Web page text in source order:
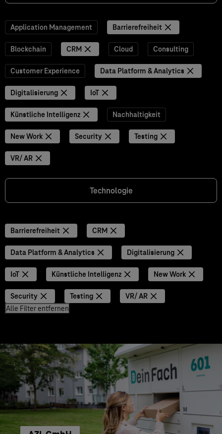
Application Management Barrierefreiheit
Blockchain CRM Cloud Consulting
Customer Experience Data Platform & Analytics
Digitalisierung IoT
Künstliche Intelligenz Nachhaltigkeit
New Work Security Testing
VR/ AR
Technologie
Barrierefreiheit CRM
Data Platform & Analytics Digitalisierung
IoT Künstliche Intelligenz New Work
Security Testing
VR/ AR
Alle Filter entfernen